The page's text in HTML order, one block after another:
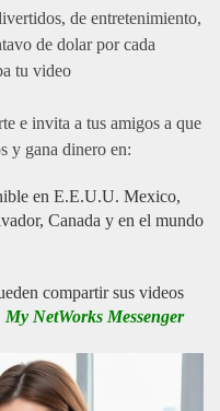
de entretenimiento,
de dolar por cada
tu video
e invita a tus amigos a que
y gana dinero en:
en E.E.U.U. Mexico,
Canada y en el mundo
compartir sus videos
My NetWorks Messenger